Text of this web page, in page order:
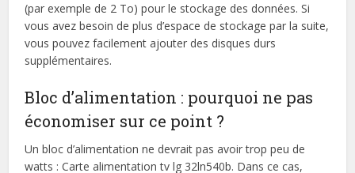
(par exemple de 2 To) pour le stockage des données. Si
vous avez besoin de plus d’espace de stockage par la suite,
vous pouvez facilement ajouter des disques durs
supplémentaires.
Bloc d’alimentation : pourquoi ne pas
économiser sur ce point ?
Un bloc d’alimentation ne devrait pas avoir trop peu de
watts : Carte alimentation tv lg 32ln540b. Dans ce cas,